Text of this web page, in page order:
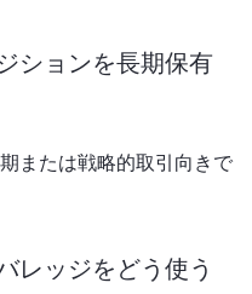
ションを長期保有
または戦略的取引向きで
レッジをどう使う